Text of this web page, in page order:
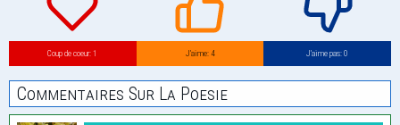
Coup de coeur: 1 J’aime: 4 J’aime pas: 0
Commentaires Sur La Poesie